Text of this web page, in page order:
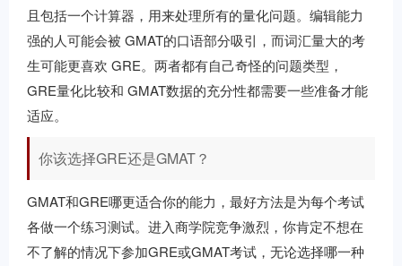
且包括一个计算器，用来处理所有的量化问题。编辑能力
强的人可能会被 GMAT的口语部分吸引，而词汇量大的考
生可能更喜欢 GRE。两者都有自己奇怪的问题类型，
GRE量化比较和 GMAT数据的充分性都需要一些准备才能
适应。
你该选择GRE还是GMAT？
GMAT和GRE哪更适合你的能力，最好方法是为每个考试
各做一个练习测试。进入商学院竞争激烈，你肯定不想在
不了解的情况下参加GRE或GMAT考试，无论选择哪一种